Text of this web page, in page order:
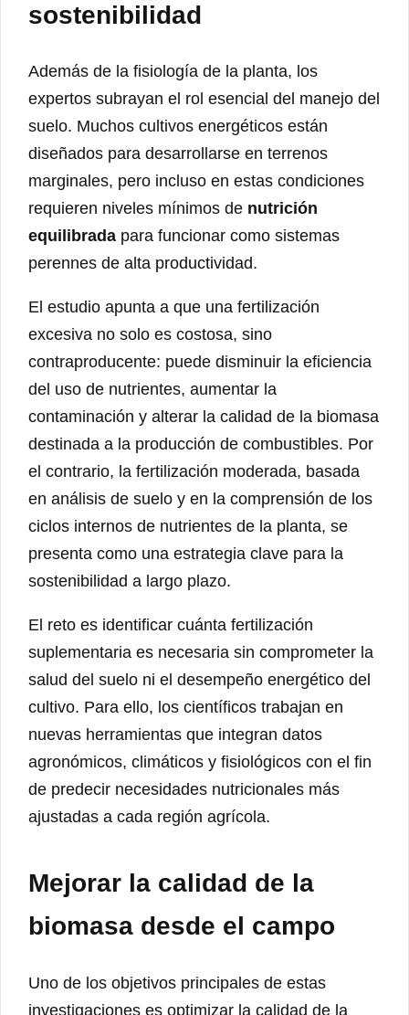
sostenibilidad
Además de la fisiología de la planta, los
expertos subrayan el rol esencial del manejo del
suelo. Muchos cultivos energéticos están
diseñados para desarrollarse en terrenos
marginales, pero incluso en estas condiciones
requieren niveles mínimos de nutrición
equilibrada para funcionar como sistemas
perennes de alta productividad.
El estudio apunta a que una fertilización
excesiva no solo es costosa, sino
contraproducente: puede disminuir la eficiencia
del uso de nutrientes, aumentar la
contaminación y alterar la calidad de la biomasa
destinada a la producción de combustibles. Por
el contrario, la fertilización moderada, basada
en análisis de suelo y en la comprensión de los
ciclos internos de nutrientes de la planta, se
presenta como una estrategia clave para la
sostenibilidad a largo plazo.
El reto es identificar cuánta fertilización
suplementaria es necesaria sin comprometer la
salud del suelo ni el desempeño energético del
cultivo. Para ello, los científicos trabajan en
nuevas herramientas que integran datos
agronómicos, climáticos y fisiológicos con el fin
de predecir necesidades nutricionales más
ajustadas a cada región agrícola.
Mejorar la calidad de la
biomasa desde el campo
Uno de los objetivos principales de estas
investigaciones es optimizar la calidad de la